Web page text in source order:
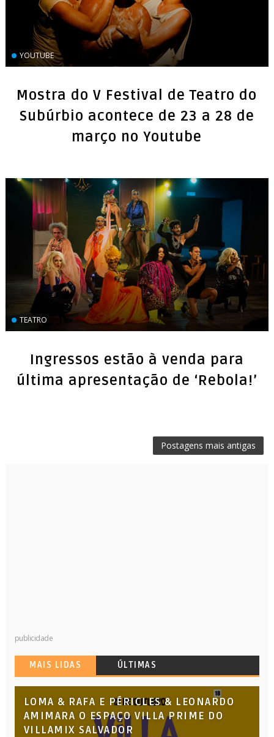
YOUTUBE
Mostra do V Festival de Teatro do
Subúrbio acontece de 23 a 28 de
março no Youtube
TEATRO
Ingressos estão à venda para
última apresentação de ‘Rebola!’
Postagens mais antigas
publicidade
MAIS LIDAS ÚLTIMAS
LOMA & RAFA E PÉRICLES & LEONARDO
AMIMARA O ESPAÇO VILLA PRIME DO
VILLAMIX SALVADOR